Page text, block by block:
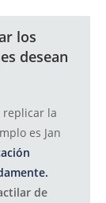
los
desean
replicar la
es Jan
de